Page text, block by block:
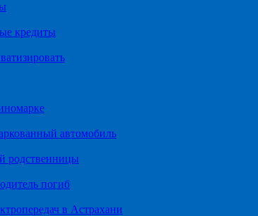
кредиты
автомобиль
родственницы
погиб
в Астрахани